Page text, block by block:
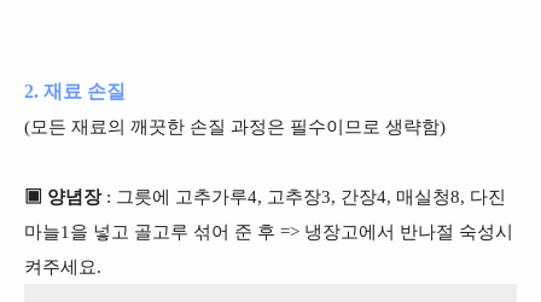
2. 재료 손질
(모든 재료의 깨끗한 손질 과정은 필수이므로 생략함)
▣ 양념장: 그릇에 고추가루4, 고추장3, 간장4, 매실청8, 다진
마늘1을 넣고 골고루 섞어 준 후 => 냉장고에서 반나절 숙성시
켜주세요.